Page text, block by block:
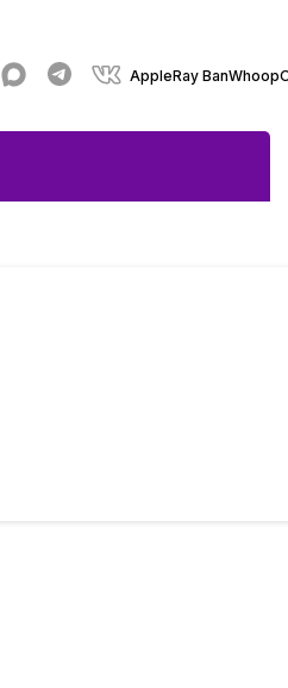
AppleRay BanWhoop